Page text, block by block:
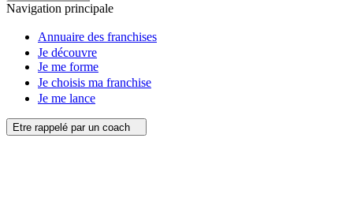
Navigation principale
Annuaire des franchises
Je découvre
Je me forme
Je choisis ma franchise
Je me lance
Etre rappelé par un coach